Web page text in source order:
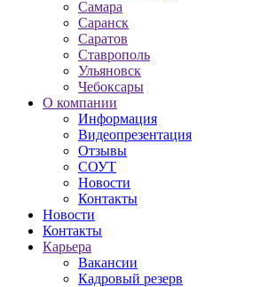
Самара
Саранск
Саратов
Ставрополь
Ульяновск
Чебоксары
О компании
Информация
Видеопрезентация
Отзывы
СОУТ
Новости
Контакты
Новости
Контакты
Карьера
Вакансии
Кадровый резерв